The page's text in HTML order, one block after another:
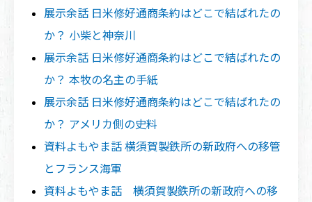
展示余話 日米修好通商条約はどこで結ばれたの
か？ 小柴と神奈川
展示余話 日米修好通商条約はどこで結ばれたの
か？ 本牧の名主の手紙
展示余話 日米修好通商条約はどこで結ばれたの
か？ アメリカ側の史料
資料よもやま話 横須賀製鉄所の新政府への移管
とフランス海軍
資料よもやま話 横須賀製鉄所の新政府への移